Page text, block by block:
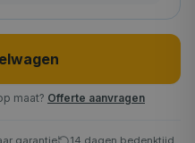
maat? Offerte aanvragen
garantie 14 dagen bedenktijd